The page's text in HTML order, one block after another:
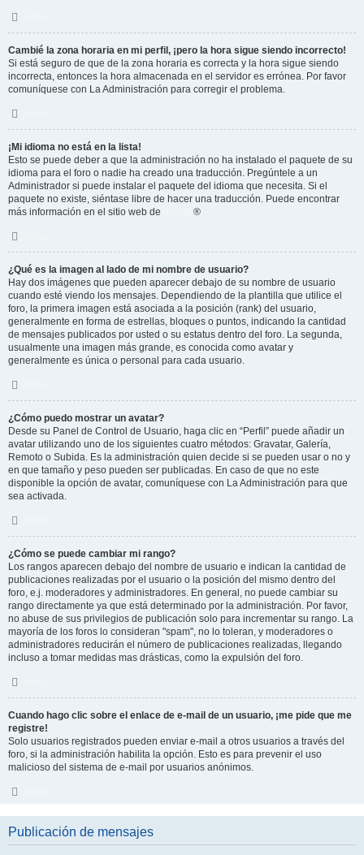
Cambié la zona horaria en mi perfil, ¡pero la hora sigue siendo incorrecto!
Si está seguro de que de la zona horaria es correcta y la hora sigue siendo
incorrecta, entonces la hora almacenada en el servidor es errónea. Por favor
comuníquese con La Administración para corregir el problema.
¡Mi idioma no está en la lista!
Esto se puede deber a que la administración no ha instalado el paquete de su
idioma para el foro o nadie ha creado una traducción. Pregúntele a un
Administrador si puede instalar el paquete del idioma que necesita. Si el
paquete no existe, siéntase libre de hacer una traducción. Puede encontrar
más información en el sitio web de
®
¿Qué es la imagen al lado de mi nombre de usuario?
Hay dos imágenes que pueden aparecer debajo de su nombre de usuario
cuando esté viendo los mensajes. Dependiendo de la plantilla que utilice el
foro, la primera imagen está asociada a la posición (rank) del usuario,
generalmente en forma de estrellas, bloques o puntos, indicando la cantidad
de mensajes publicados por usted o su estatus dentro del foro. La segunda,
usualmente una imagen más grande, es conocida como avatar y
generalmente es única o personal para cada usuario.
¿Cómo puedo mostrar un avatar?
Desde su Panel de Control de Usuario, haga clic en “Perfil” puede añadir un
avatar utilizando uno de los siguientes cuatro métodos: Gravatar, Galería,
Remoto o Subida. Es la administración quien decide si se pueden usar o no y
en que tamaño y peso pueden ser publicadas. En caso de que no este
disponible la opción de avatar, comuníquese con La Administración para que
sea activada.
¿Cómo se puede cambiar mi rango?
Los rangos aparecen debajo del nombre de usuario e indican la cantidad de
publicaciones realizadas por el usuario o la posición del mismo dentro del
foro, e.j. moderadores y administradores. En general, no puede cambiar su
rango directamente ya que está determinado por la administración. Por favor,
no abuse de sus privilegios de publicación solo para incrementar su rango. La
mayoría de los foros lo consideran "spam", no lo toleran, y moderadores o
administradores reducirán el número de publicaciones realizadas, llegando
incluso a tomar medidas mas drásticas, como la expulsión del foro.
Cuando hago clic sobre el enlace de e-mail de un usuario, ¡me pide que me
registre!
Solo usuarios registrados pueden enviar e-mail a otros usuarios a través del
foro, si la administración habilita la opción. Esto es para prevenir el uso
malicioso del sistema de e-mail por usuarios anónimos.
Publicación de mensajes